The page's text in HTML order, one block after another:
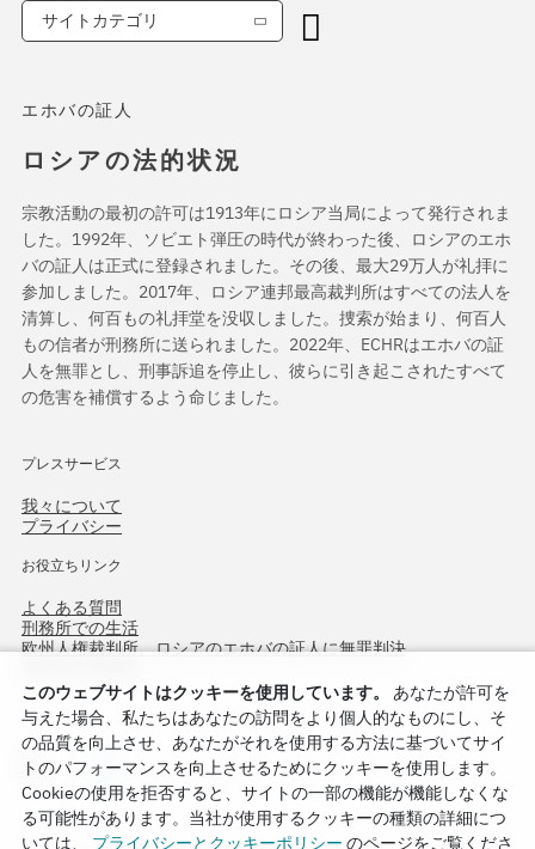
エホバの証人
ロシアの法的状況
宗教活動の最初の許可は1913年にロシア当局によって発行されま
した。1992年、ソビエト弾圧の時代が終わった後、ロシアのエホ
バの証人は正式に登録されました。その後、最大29万人が礼拝に
参加しました。2017年、ロシア連邦最高裁判所はすべての法人を
清算し、何百もの礼拝堂を没収しました。捜索が始まり、何百人
もの信者が刑務所に送られました。2022年、ECHRはエホバの証
人を無罪とし、刑事訴追を停止し、彼らに引き起こされたすべて
の危害を補償するよう命じました。
プレスサービス
我々について
プライバシー
お役立ちリンク
よくある質問
刑務所での生活
欧州人権裁判所、ロシアのエホバの証人に無罪判決
サイトカテゴリ
このウェブサイトはクッキーを使用しています。
あなたが許可を
与えた場合、私たちはあなたの訪問をより個人的なものにし、そ
の品質を向上させ、あなたがそれを使用する方法に基づいてサイ
トのパフォーマンスを向上させるためにクッキーを使用します。
Cookieの使用を拒否すると、サイトの一部の機能が機能しなくな
る可能性があります。当社が使用するクッキーの種類の詳細につ
いては、 プライバシーとクッキーポリシー のページをご覧くださ